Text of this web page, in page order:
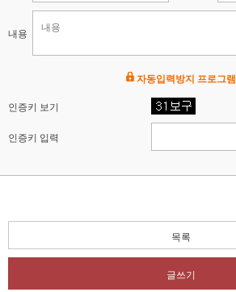
내용
자동입력방지 프로그램
인증키 보기
인증키 입력
목록
글쓰기